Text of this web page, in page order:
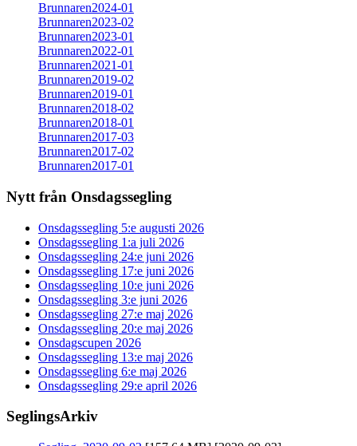
Brunnaren2024-01
Brunnaren2023-02
Brunnaren2023-01
Brunnaren2022-01
Brunnaren2021-01
Brunnaren2019-02
Brunnaren2019-01
Brunnaren2018-02
Brunnaren2018-01
Brunnaren2017-03
Brunnaren2017-02
Brunnaren2017-01
Nytt från Onsdagssegling
Onsdagssegling 5:e augusti 2026
Onsdagssegling 1:a juli 2026
Onsdagssegling 24:e juni 2026
Onsdagssegling 17:e juni 2026
Onsdagssegling 10:e juni 2026
Onsdagssegling 3:e juni 2026
Onsdagssegling 27:e maj 2026
Onsdagssegling 20:e maj 2026
Onsdagscupen 2026
Onsdagssegling 13:e maj 2026
Onsdagssegling 6:e maj 2026
Onsdagssegling 29:e april 2026
SeglingsArkiv